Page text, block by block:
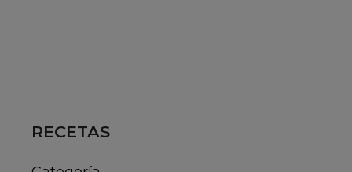
RECETAS